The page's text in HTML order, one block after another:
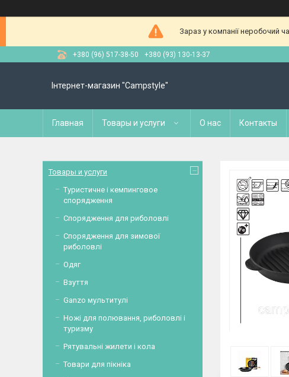
Зараз у компанії неробочий
+380 (96) 517-38-50 +380 (93) 130-13-37
Інтернет-магазин "Campstyle"
Главная Товары и услуги О нас Контакты
Товары и услуги
Туристичне і кемпинговое
спорядження
Спорядження для риболовлі
Спорядження для зимової
риболовлі
Одяг
Взуття
Ganzo мультитулі
Ножі для полювання, риболовлі і
туризму
Рятувальні жилети і кола
Товари для пікніка